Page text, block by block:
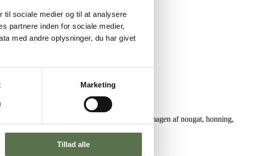
til sociale medier og til at analysere
partnere inden for sociale medier,
med andre oplysninger, du har givet
Marketing
Tillad alle
nemlig forbundet med duften af kanel og smagen af nougat, honning,